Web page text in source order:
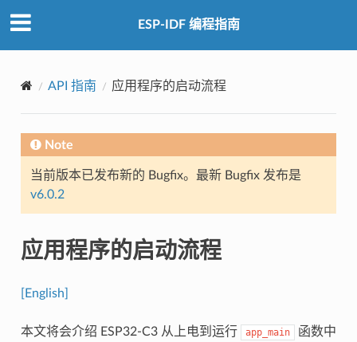
ESP-IDF 编程指南
API 指南 应用程序的启动流程
Note
当前版本已发布新的 Bugfix。最新 Bugfix 发布是
v6.0.2
应用程序的启动流程
[English]
本文将会介绍 ESP32-C3 从上电到运行 app_main
函数中